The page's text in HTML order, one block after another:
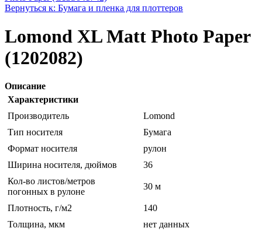
Вернуться к: Бумага и пленка для плоттеров
Lomond XL Matt Photo Paper
(1202082)
Описание
Характеристики
Производитель
Lomond
Тип носителя
Бумага
Формат носителя
рулон
Ширина носителя, дюймов
36
Кол-во листов/метров
погонных в рулоне
30 м
Плотность, г/м2
140
Толщина, мкм
нет данных